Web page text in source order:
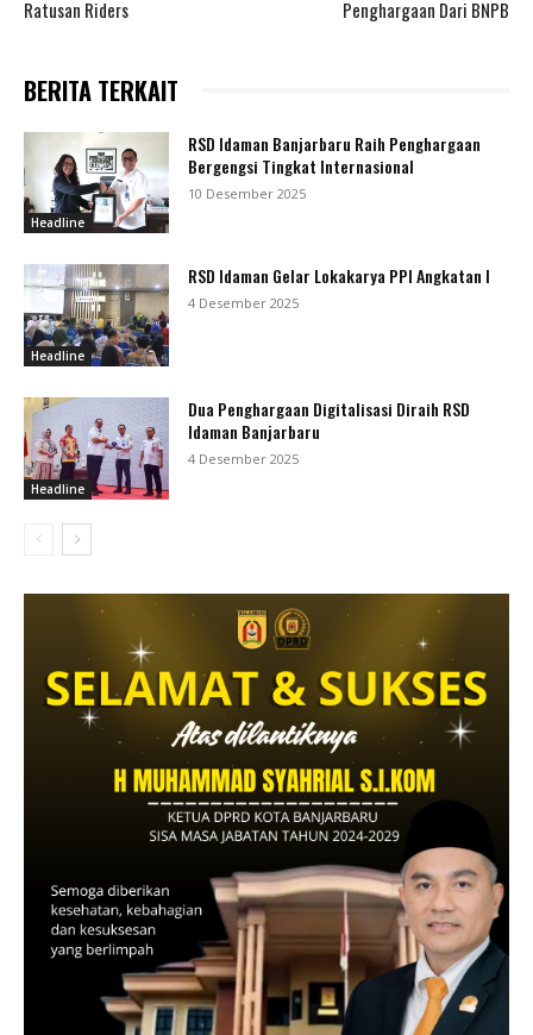
Ratusan Riders Penghargaan Dari BNPB
BERITA TERKAIT
Headline
RSD Idaman Banjarbaru Raih Penghargaan
Bergengsi Tingkat Internasional
10 Desember 2025
Headline
RSD Idaman Gelar Lokakarya PPI Angkatan I
4 Desember 2025
Headline
Dua Penghargaan Digitalisasi Diraih RSD
Idaman Banjarbaru
4 Desember 2025